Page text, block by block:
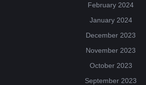
February 2024
January 2024
December 2023
November 2023
October 2023
September 2023